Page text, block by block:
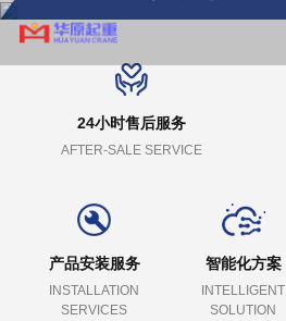
24小时售后服务
AFTER-SALE SERVICE
产品安装服务
INSTALLATION
SERVICES
智能化方案
INTELLIGENT
SOLUTION